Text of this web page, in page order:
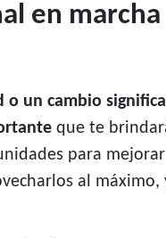
en marcha
o un cambio
que te
para
al